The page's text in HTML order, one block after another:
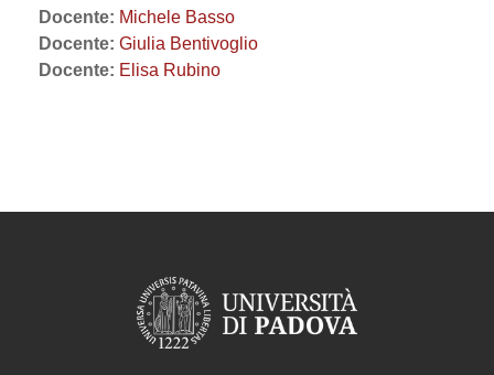
Docente: Michele Basso
Docente: Giulia Bentivoglio
Docente: Elisa Rubino